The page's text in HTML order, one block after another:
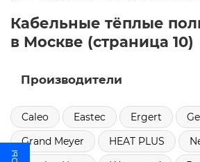
Кабельные тёплые
в Москве (страница 10)
Производители
Caleo Eastec Ergert
Grand Meyer
HEAT PLUS